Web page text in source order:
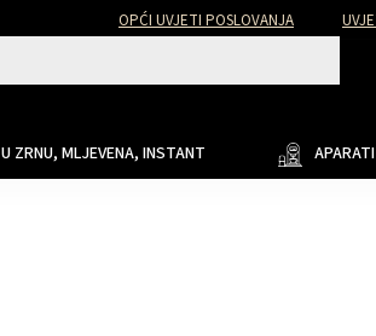
OPĆI UVJETI POSLOVANJA
ZRNU, MLJEVENA, INSTANT